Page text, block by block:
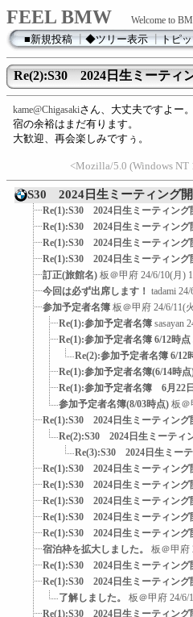
FEEL BMW Welcome to
■新規投稿┃◆ツリー表示┃トピ
Re(2):S30 2024日生ミーティ
kame@Chigasakiさん、大丈夫ですよー。
宿の余裕はまだ有ります。
大歓迎、再会楽しみですぅ。
<Mozilla/5.0 (Windows NT
S30 2024日生ミーティング
Re(1):S30 2024日生ミーティング
Re(1):S30 2024日生ミーティング
Re(1):S30 2024日生ミーティング
Re(1):S30 2024日生ミーティング
訂正(旅館名) 板＠甲府 24/6/10(月)
今回は必ず出席します！ tadami 24/
参加予定者名簿 板＠甲府 24/6/11(
Re(1):参加予定者名簿 sasayan
Re(1):参加予定者名簿 6/12時点
Re(2):参加予定者名簿 6/
Re(1):参加予定者名簿(6/14時点
Re(1):参加予定者名簿 6月22
参加予定者名簿(8/03時点) 板＠
Re(1):S30 2024日生ミーティング
Re(2):S30 2024日生ミーティ
Re(3):S30 2024日生ミー
Re(1):S30 2024日生ミーティング
Re(1):S30 2024日生ミーティング
Re(1):S30 2024日生ミーティング
Re(1):S30 2024日生ミーティング
Re(1):S30 2024日生ミーティング
宿泊枠を拡大しました。
板＠甲府
Re(1):S30 2024日生ミーティング
Re(1):S30 2024日生ミーティング
了解しました。
板＠甲府 24/6/
Re(1):S30 2024日生ミーティング